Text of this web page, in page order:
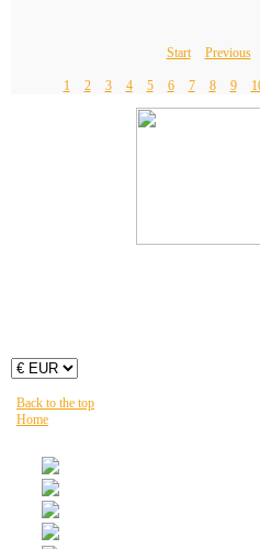
Start Previous
1 2 3 4 5 6 7 8 9
Back to the top
Home